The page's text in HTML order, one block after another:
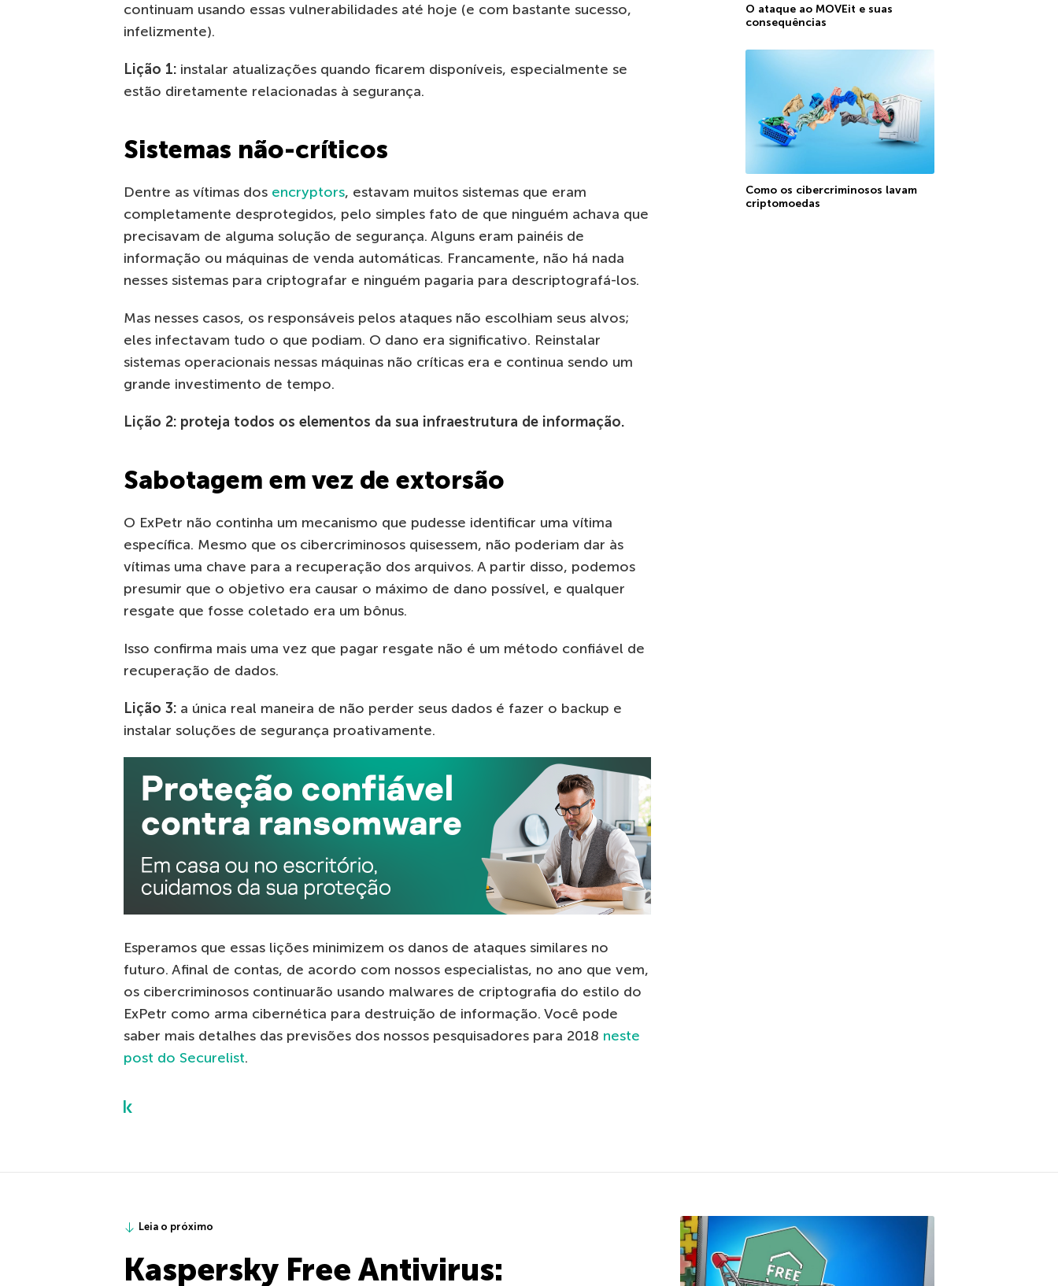
continuam usando essas vulnerabilidades até hoje (e com bastante sucesso,
infelizmente).
Lição 1: instalar atualizações quando ficarem disponíveis, especialmente se
estão diretamente relacionadas à segurança.
Sistemas não-críticos
Dentre as vítimas dos encryptors, estavam muitos sistemas que eram
completamente desprotegidos, pelo simples fato de que ninguém achava que
precisavam de alguma solução de segurança. Alguns eram painéis de
informação ou máquinas de venda automáticas. Francamente, não há nada
nesses sistemas para criptografar e ninguém pagaria para descriptografá-los.
Mas nesses casos, os responsáveis pelos ataques não escolhiam seus alvos;
eles infectavam tudo o que podiam. O dano era significativo. Reinstalar
sistemas operacionais nessas máquinas não críticas era e continua sendo um
grande investimento de tempo.
Lição 2: proteja todos os elementos da sua infraestrutura de informação.
Sabotagem em vez de extorsão
O ExPetr não continha um mecanismo que pudesse identificar uma vítima
específica. Mesmo que os cibercriminosos quisessem, não poderiam dar às
vítimas uma chave para a recuperação dos arquivos. A partir disso, podemos
presumir que o objetivo era causar o máximo de dano possível, e qualquer
resgate que fosse coletado era um bônus.
Isso confirma mais uma vez que pagar resgate não é um método confiável de
recuperação de dados.
Lição 3: a única real maneira de não perder seus dados é fazer o backup e
instalar soluções de segurança proativamente.
Esperamos que essas lições minimizem os danos de ataques similares no
futuro. Afinal de contas, de acordo com nossos especialistas, no ano que vem,
os cibercriminosos continuarão usando malwares de criptografia do estilo do
ExPetr como arma cibernética para destruição de informação. Você pode
saber mais detalhes das previsões dos nossos pesquisadores para 2018 neste
post do Securelist.
O ataque ao MOVEit e suas
consequências
Como os cibercriminosos lavam
criptomoedas
Leia o próximo
Kaspersky Free Antivirus: